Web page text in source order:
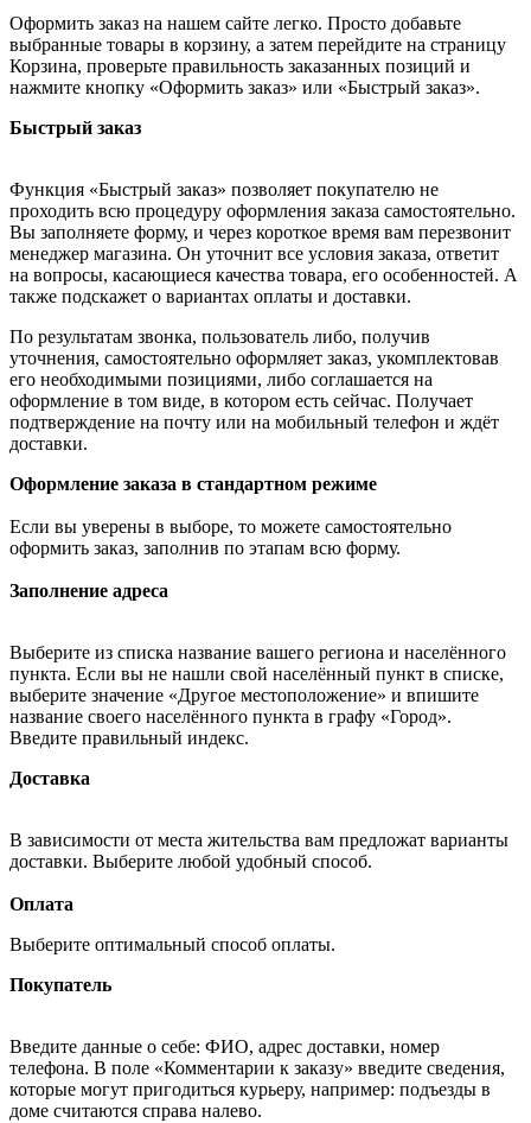
Оформить заказ на нашем сайте легко. Просто добавьте
выбранные товары в корзину, а затем перейдите на страницу
Корзина, проверьте правильность заказанных позиций и
нажмите кнопку «Оформить заказ» или «Быстрый заказ».
Быстрый заказ
Функция «Быстрый заказ» позволяет покупателю не
проходить всю процедуру оформления заказа самостоятельно.
Вы заполняете форму, и через короткое время вам перезвонит
менеджер магазина. Он уточнит все условия заказа, ответит
на вопросы, касающиеся качества товара, его особенностей. А
также подскажет о вариантах оплаты и доставки.
По результатам звонка, пользователь либо, получив
уточнения, самостоятельно оформляет заказ, укомплектовав
его необходимыми позициями, либо соглашается на
оформление в том виде, в котором есть сейчас. Получает
подтверждение на почту или на мобильный телефон и ждёт
доставки.
Оформление заказа в стандартном режиме
Если вы уверены в выборе, то можете самостоятельно
оформить заказ, заполнив по этапам всю форму.
Заполнение адреса
Выберите из списка название вашего региона и населённого
пункта. Если вы не нашли свой населённый пункт в списке,
выберите значение «Другое местоположение» и впишите
название своего населённого пункта в графу «Город».
Введите правильный индекс.
Доставка
В зависимости от места жительства вам предложат варианты
доставки. Выберите любой удобный способ.
Оплата
Выберите оптимальный способ оплаты.
Покупатель
Введите данные о себе: ФИО, адрес доставки, номер
телефона. В поле «Комментарии к заказу» введите сведения,
которые могут пригодиться курьеру, например: подъезды в
доме считаются справа налево.